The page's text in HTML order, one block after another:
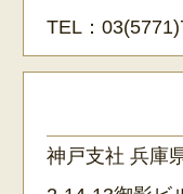
TEL：
神戸支社 兵庫